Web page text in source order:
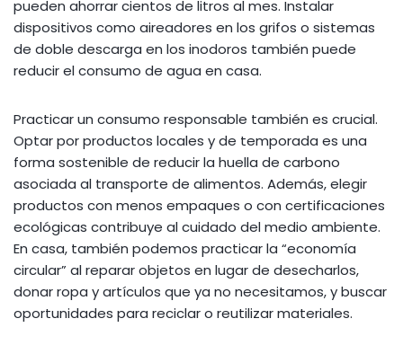
pueden ahorrar cientos de litros al mes. Instalar
dispositivos como aireadores en los grifos o sistemas
de doble descarga en los inodoros también puede
reducir el consumo de agua en casa.
Practicar un consumo responsable también es crucial.
Optar por productos locales y de temporada es una
forma sostenible de reducir la huella de carbono
asociada al transporte de alimentos. Además, elegir
productos con menos empaques o con certificaciones
ecológicas contribuye al cuidado del medio ambiente.
En casa, también podemos practicar la “economía
circular” al reparar objetos en lugar de desecharlos,
donar ropa y artículos que ya no necesitamos, y buscar
oportunidades para reciclar o reutilizar materiales.